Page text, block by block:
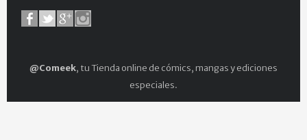
@Comeek, tu Tienda online de cómics, mangas y ediciones
especiales.